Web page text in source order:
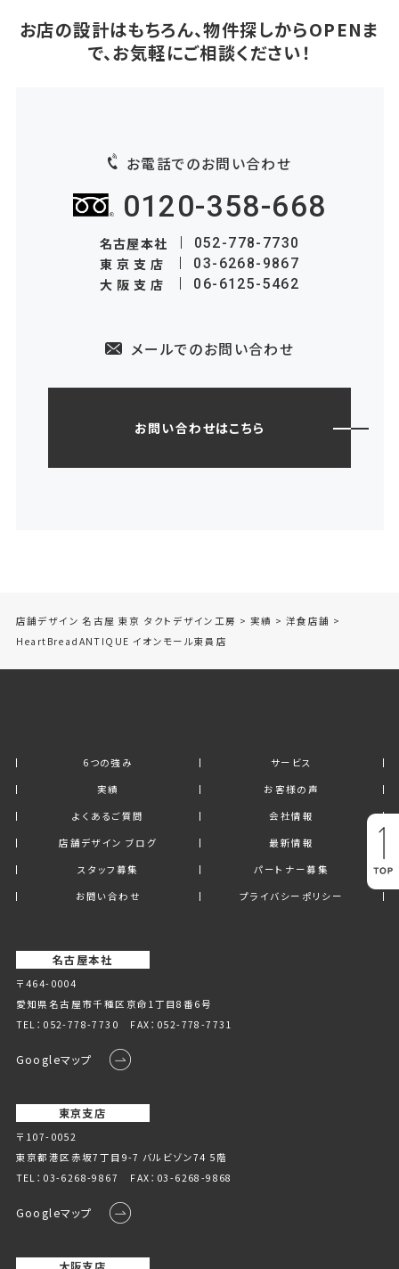
お店の設計はもちろん、物件探しからOPENま
で、お気軽にご相談ください！
お電話でのお問い合わせ
0120-358-668
名古屋本社 052-778-7730
東京支店 03-6268-9867
大阪支店 06-6125-5462
メールでのお問い合わせ
お問い合わせはこちら
店舗デザイン 名古屋 東京 タクトデザイン工房 > 実績 > 洋食店舗 >
HeartBreadANTIQUE イオンモール東員店
6つの強み
サービス
実績
お客様の声
よくあるご質問
会社情報
店舗デザイン ブログ
最新情報
スタッフ募集
パートナー募集
お問い合わせ
プライバシーポリシー
名古屋本社
〒464-0004
愛知県名古屋市千種区京命1丁⽬8番6号
TEL： 052-778-7730 FAX：052-778-7731
Googleマップ
東京支店
〒107-0052
東京都港区赤坂7丁目9-7 バルビゾン74 5階
TEL： 03-6268-9867 FAX：03-6268-9868
Googleマップ